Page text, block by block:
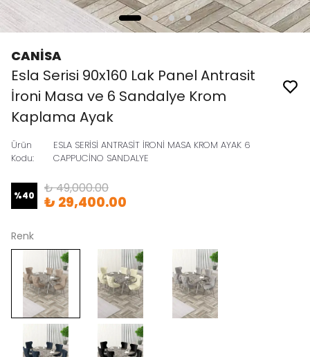
CANİSA
Esla Serisi 90x160 Lak Panel Antrasit
İroni Masa ve 6 Sandalye Krom
Kaplama Ayak
Ürün
Kodu:
ESLA SERİSİ ANTRASİT İRONİ MASA KROM AYAK 6
CAPPUCİNO SANDALYE
%40 ₺ 49,000.00
₺ 29,400.00
Renk